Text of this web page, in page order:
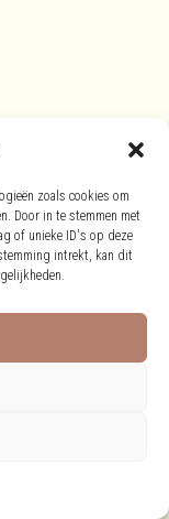
zoals cookies om
Door in te stemmen met
of unieke ID's op deze
intrekt, kan dit